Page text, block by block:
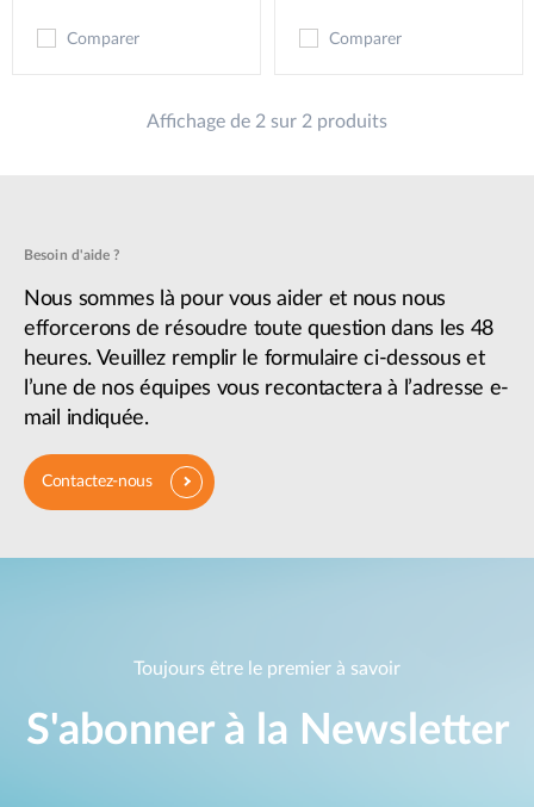
Comparer Comparer
Affichage de 2 sur 2 produits
Besoin d'aide ?
Nous sommes là pour vous aider et nous nous
efforcerons de résoudre toute question dans les 48
heures. Veuillez remplir le formulaire ci-dessous et
l’une de nos équipes vous recontactera à l’adresse e-
mail indiquée.
Contactez-nous
Toujours être le premier à savoir
S'abonner à la Newsletter